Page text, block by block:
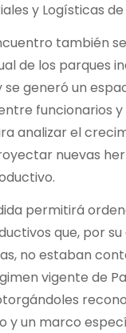
y Logísticas
también
de los parques
generó un
funcionarios
analizar el
nuevas
permitirá
que, por su
no estaban
vigente de
y un marco